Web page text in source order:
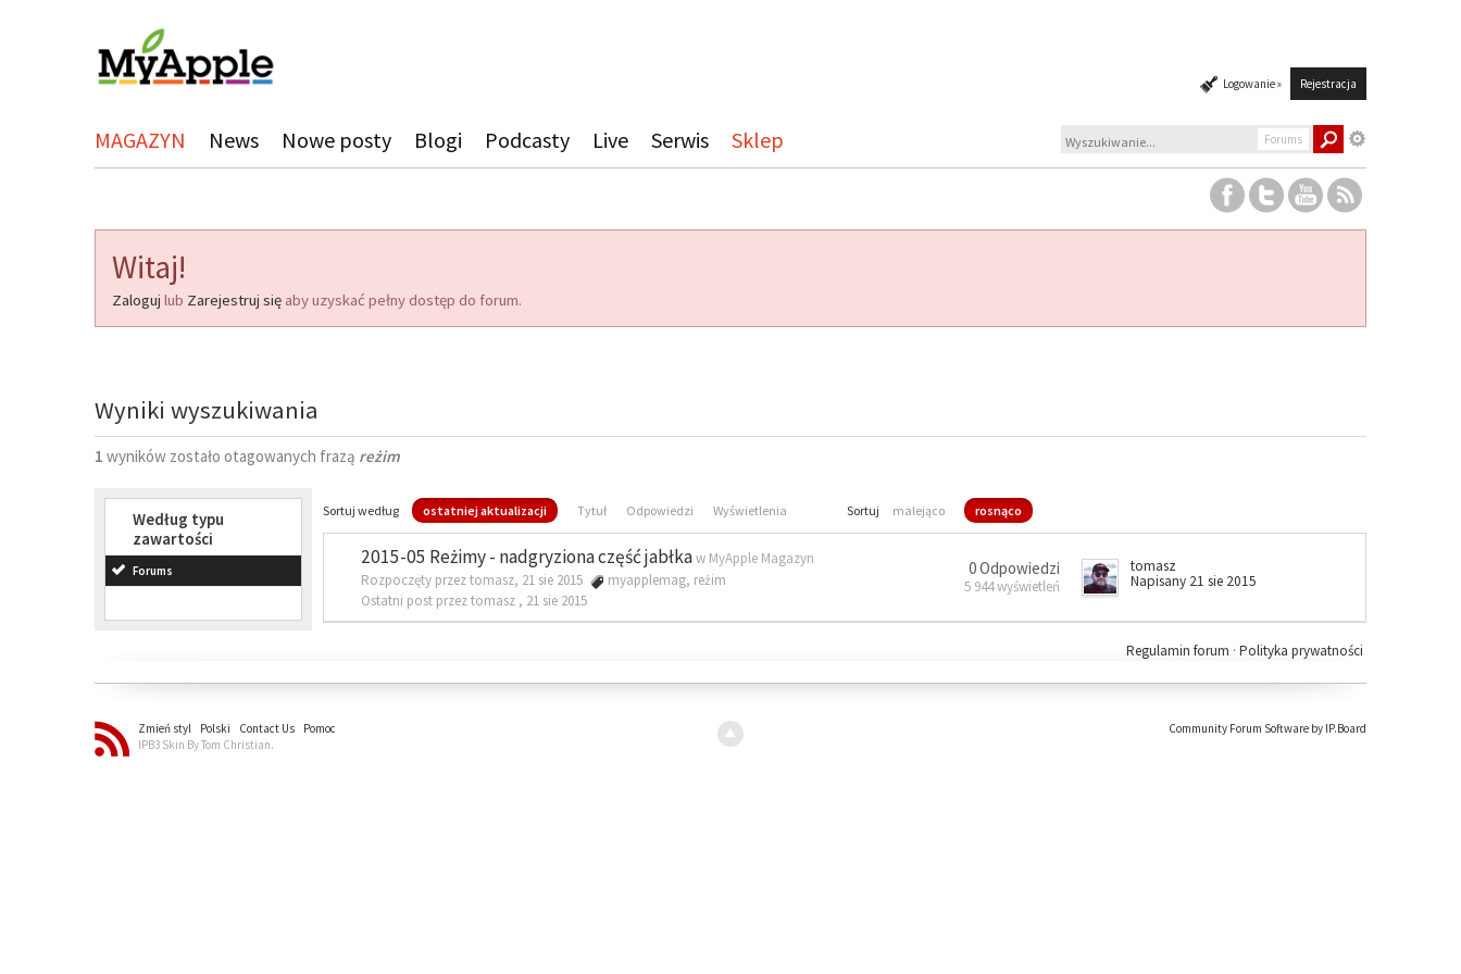
Logowanie » Rejestracja
MAGAZYN News Nowe posty Blogi Podcasty Live Serwis Sklep Forums
Witaj!
Zaloguj lub Zarejestruj się aby uzyskać pełny dostęp do forum.
Wyniki wyszukiwania
1 wyników zostało otagowanych frazą reżim
Według typu
zawartości
Forums
Sortuj według ostatniej aktualizacji Tytuł Odpowiedzi Wyświetlenia Sortuj malejąco rosnąco
2015-05 Reżimy - nadgryziona część jabłkaw MyApple Magazyn
Rozpoczęty przez tomasz, 21 sie 2015
myapplemag, reżim
Ostatni post przez tomasz , 21 sie 2015
0 Odpowiedzi
5 944 wyświetleń
tomasz
Napisany 21 sie 2015
Polityka prywatności
Regulamin forum ·
Zmień styl Polski Contact Us
Pomoc
IPB3 Skin By Tom Christian.
Community Forum Software by IP.Board